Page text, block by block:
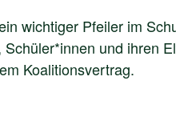
wichtiger Pfeiler im
und ihren
Koalitionsvertrag.